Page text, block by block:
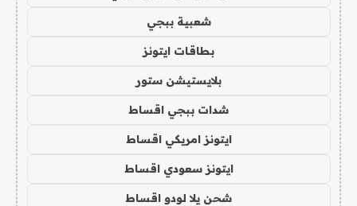
شعبية ببجي
بطاقات ايتونز
بلايستيشن ستور
شدات ببجي اقساط
ايتونز امريكي اقساط
ايتونز سعودي اقساط
شحن يلا لودو اقساط